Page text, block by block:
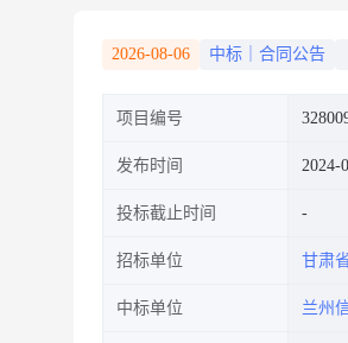
2026-08-06 中标｜合同公告
项目编号
发布时间 2024-
投标截止时间
招标单位 甘肃
中标单位 兰州